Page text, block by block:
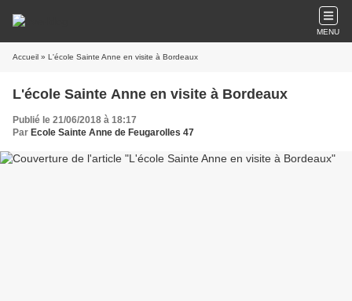
MENU
Accueil » L'école Sainte Anne en visite à Bordeaux
L'école Sainte Anne en visite à Bordeaux
Publié le 21/06/2018 à 18:17
Par Ecole Sainte Anne de Feugarolles 47